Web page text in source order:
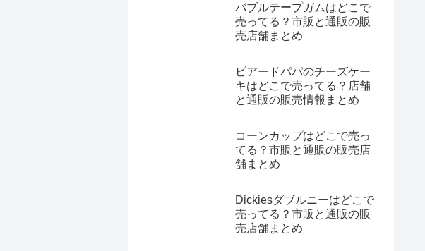
バブルテープガムはどこで
売ってる？市販と通販の販
売店舗まとめ
ビアードパパのチーズケー
キはどこで売ってる？店舗
と通販の販売情報まとめ
コーンカップはどこで売っ
てる？市販と通販の販売店
舗まとめ
Dickiesダブルニーはどこで
売ってる？市販と通販の販
売店舗まとめ